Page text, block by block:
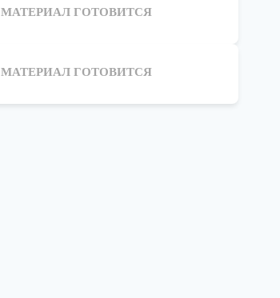
МАТЕРИАЛ ГОТОВИТСЯ
МАТЕРИАЛ ГОТОВИТСЯ